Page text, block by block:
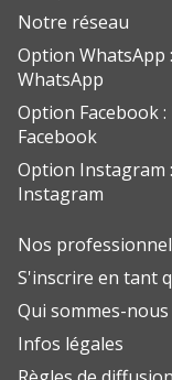
Notre réseau
Option WhatsApp
WhatsApp
Option Facebook
Facebook
Option Instagram
Instagram
Nos
S'inscrire en tant
Qui sommes-nous
Infos légales